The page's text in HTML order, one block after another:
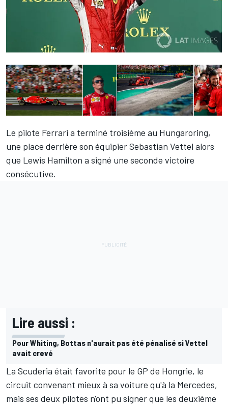
Le pilote Ferrari a terminé troisième au Hungaroring,
une place derrière son équipier Sebastian Vettel alors
que Lewis Hamilton a signé une seconde victoire
consécutive.
Lire aussi :
Pour Whiting, Bottas n'aurait pas été pénalisé si Vettel
avait crevé
La Scuderia était favorite pour le GP de Hongrie, le
circuit convenant mieux à sa voiture qu'à la Mercedes,
mais ses deux pilotes n'ont pu signer que les deuxième